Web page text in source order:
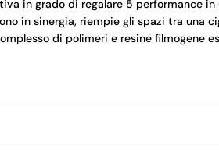
in grado di regalare 5 performance
in sinergia, riempie gli spazi tra
di polimeri e resine filmogene